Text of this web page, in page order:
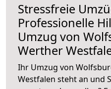
Stressfreie
Professionelle
Umzug von
Werther
Ihr Umzug von
Westfalen steht an und